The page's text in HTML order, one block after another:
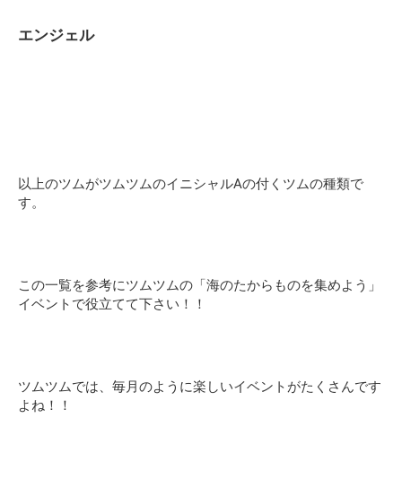
エンジェル
以上のツムがツムツムのイニシャルAの付くツムの種類で
す。
この一覧を参考にツムツムの「海のたからものを集めよう」
イベントで役立てて下さい！！
ツムツムでは、毎月のように楽しいイベントがたくさんです
よね！！